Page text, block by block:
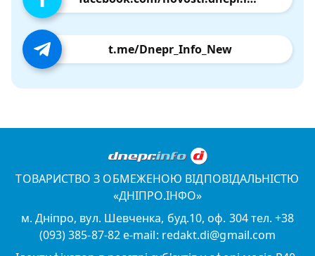
t.me/Dnepr_Info_New
ТОВАРИСТВО З ОБМЕЖЕНОЮ ВІДПОВІДАЛЬНІСТЮ
«ДНІПРО.ІНФО»
м. Дніпро, вул. Шевченка, буд.10, оф. 304 тел. +38
(093) 385-87-82 e-mail: redakt.di@gmail.com